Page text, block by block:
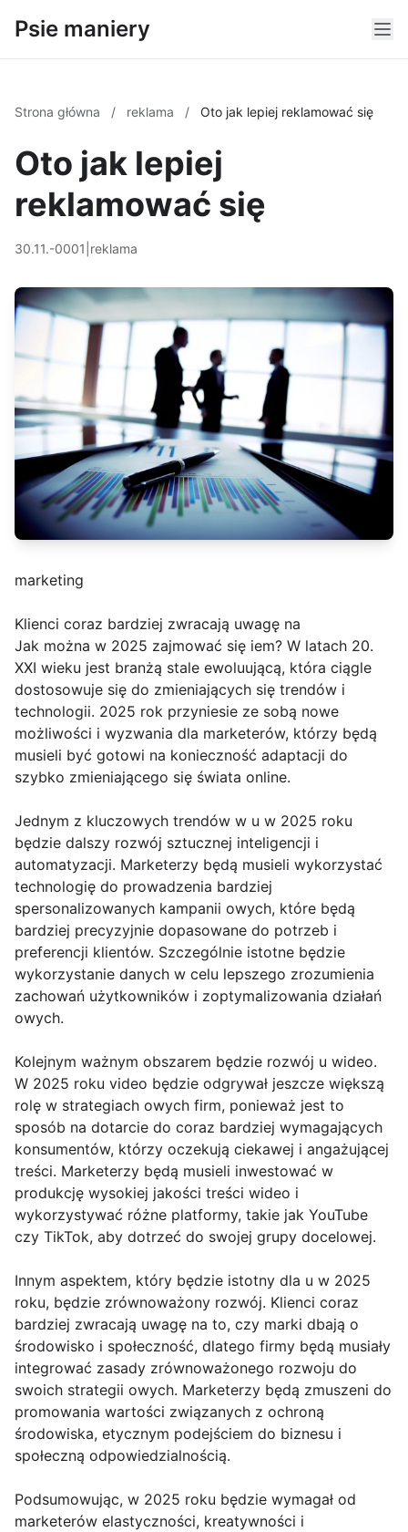
Psie maniery
Strona główna / reklama / Oto jak lepiej reklamować się
Oto jak lepiej
reklamować się
30.11.-0001 reklama
marketing
Klienci coraz bardziej zwracają uwagę na
Jak można w 2025 zajmować się iem? W latach 20.
XXI wieku jest branżą stale ewoluującą, która ciągle
dostosowuje się do zmieniających się trendów i
technologii. 2025 rok przyniesie ze sobą nowe
możliwości i wyzwania dla marketerów, którzy będą
musieli być gotowi na konieczność adaptacji do
szybko zmieniającego się świata online.
Jednym z kluczowych trendów w u w 2025 roku
będzie dalszy rozwój sztucznej inteligencji i
automatyzacji. Marketerzy będą musieli wykorzystać
technologię do prowadzenia bardziej
spersonalizowanych kampanii owych, które będą
bardziej precyzyjnie dopasowane do potrzeb i
preferencji klientów. Szczególnie istotne będzie
wykorzystanie danych w celu lepszego zrozumienia
zachowań użytkowników i zoptymalizowania działań
owych.
Kolejnym ważnym obszarem będzie rozwój u wideo.
W 2025 roku video będzie odgrywał jeszcze większą
rolę w strategiach owych firm, ponieważ jest to
sposób na dotarcie do coraz bardziej wymagających
konsumentów, którzy oczekują ciekawej i angażującej
treści. Marketerzy będą musieli inwestować w
produkcję wysokiej jakości treści wideo i
wykorzystywać różne platformy, takie jak YouTube
czy TikTok, aby dotrzeć do swojej grupy docelowej.
Innym aspektem, który będzie istotny dla u w 2025
roku, będzie zrównoważony rozwój. Klienci coraz
bardziej zwracają uwagę na to, czy marki dbają o
środowisko i społeczność, dlatego firmy będą musiały
integrować zasady zrównoważonego rozwoju do
swoich strategii owych. Marketerzy będą zmuszeni do
promowania wartości związanych z ochroną
środowiska, etycznym podejściem do biznesu i
społeczną odpowiedzialnością.
Podsumowując, w 2025 roku będzie wymagał od
marketerów elastyczności, kreatywności i